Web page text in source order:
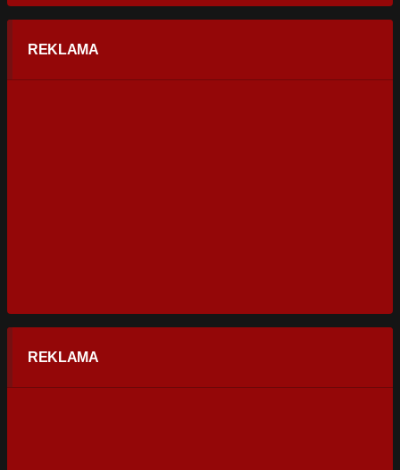
REKLAMA
REKLAMA